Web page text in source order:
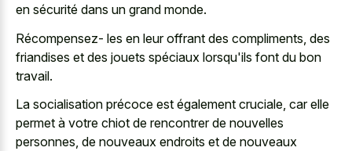
en sécurité dans un grand monde.
Récompensez- les en leur offrant des compliments, des
friandises et des jouets spéciaux lorsqu'ils font du bon
travail.
La socialisation précoce est également cruciale, car elle
permet à votre chiot de rencontrer de nouvelles
personnes, de nouveaux endroits et de nouveaux